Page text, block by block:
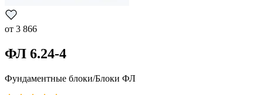
от 3 866
ФЛ 6.24-4
Фундаментные блоки/Блоки ФЛ